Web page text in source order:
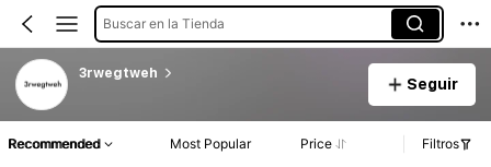
Buscar en la Tienda
3rwegtweh
Seguir
Recommended Most Popular Price Filtros